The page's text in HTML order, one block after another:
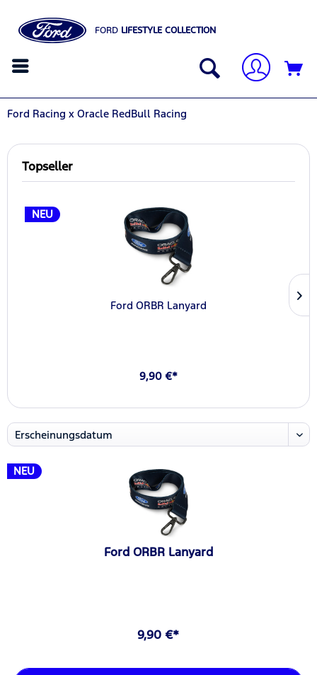
FORD LIFESTYLE COLLECTION
Ford Racing x Oracle RedBull Racing
Topseller
NEU
Ford ORBR Lanyard
9,90 €*
NEU
Ford ORBR Lanyard
9,90 €*